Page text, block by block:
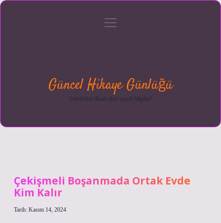
menüyü
Güncel Hikaye Günlüğü
Sektörden ilham alan neşeli bilgiler!
Çekişmeli Boşanmada Ortak Evde
Kim Kalır
Tarih: Kasım 14, 2024